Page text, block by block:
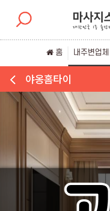
홈 내주변업체
야옹홈타이